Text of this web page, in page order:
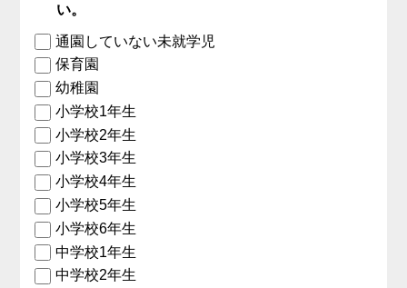
い。
通園していない未就学児
保育園
幼稚園
小学校1年生
小学校2年生
小学校3年生
小学校4年生
小学校5年生
小学校6年生
中学校1年生
中学校2年生